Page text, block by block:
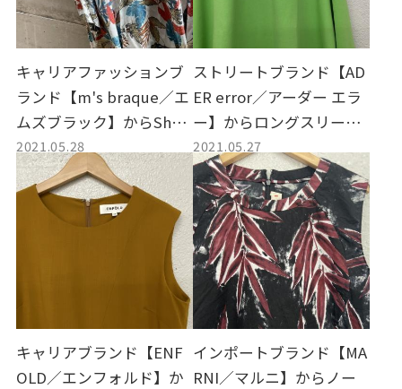
キャリアファッションブ
ランド【m's braque／エ
ムズブラック】からShort
Sleeve Raglan Aloha Shir
ts／ショートスリーブラ
グランアロハシャツ買取
しました。
2021.05.28
ストリートブランド【AD
ER error／アーダー エラ
ー】からロングスリーブ
Tシャツ買取しました。
2021.05.27
キャリアブランド【ENF
OLD／エンフォルド】か
インポートブランド【MA
RNI／マルニ】からノー